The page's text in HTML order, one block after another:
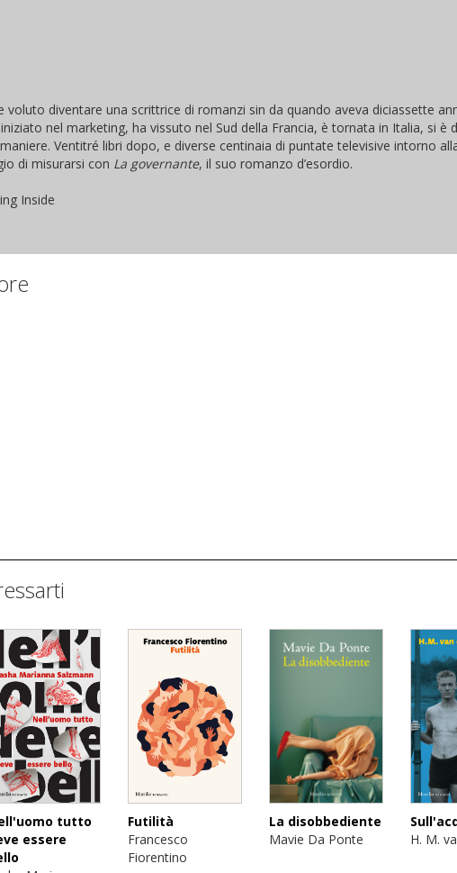
voluto diventare una scrittrice di romanzi sin da quando aveva diciassette
nel marketing, ha vissuto nel Sud della Francia, è tornata in Italia, si è
Ventitré libri dopo, e diverse centinaia di puntate televisive intorno
di misurarsi con La governante, il suo romanzo d’esordio.
Inside
tutto
essere
Futilità
Francesco
Fiorentino
La disobbediente
Mavie Da Ponte
H. M.